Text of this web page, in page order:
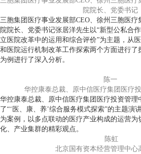
院院长、党委书记
三胞集团医疗事业发展部CEO、徐州三胞医
院院长、党委书记张居洋先生以“新型公私合
立医院改革中的运用和综合评价”为主题，从
和医院运行机制改革工作探索两个方面进行
为例进行了深入分析。
陈一
华控康泰总裁、原中信医疗集团医疗
华控康泰总裁、原中信医疗集团医疗投资管理
了“‘医、康、养’综合服务模式探索”的主题演
为案例，以多点联动的医疗产业构成的运营为
化、产业集群的精彩观点。
陈虹
北京国有资本经营管理中心